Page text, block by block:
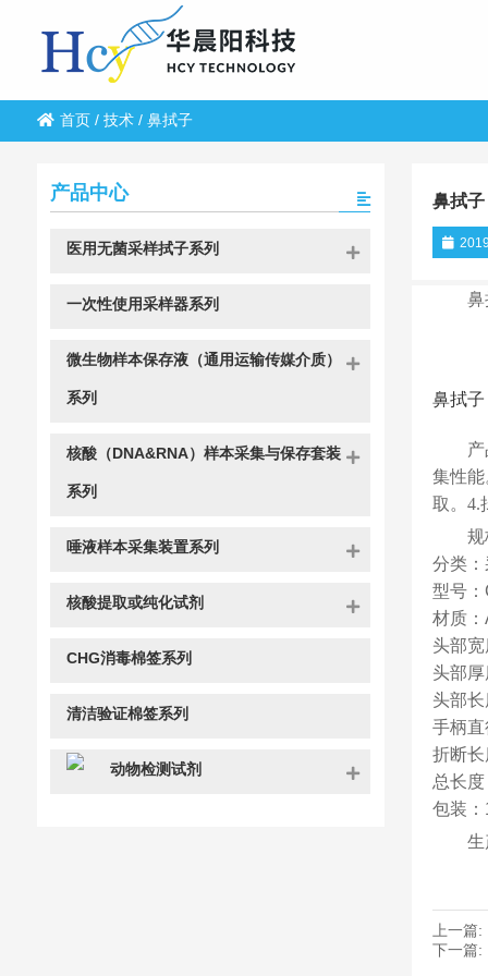
首页/ 技术/ 鼻拭子
鼻拭子
鼻
鼻拭子
集性
取。4.
规
分类
型号
材质
头部
头部
头部
手柄
折断
总长
包装
生
上一篇:
下一篇:
产品中心
医用无菌采样拭子系列
一次性使用采样器系列
微生物样本保存液（通用运输传媒介质）
系列
核酸（DNA&RNA）样本采集与保存套装
系列
唾液样本采集装置系列
核酸提取或纯化试剂
CHG消毒棉签系列
清洁验证棉签系列
动物检测试剂